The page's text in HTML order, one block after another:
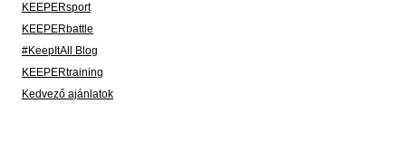
KEEPERsport
KEEPERbattle
#KeepItAll Blog
KEEPERtraining
Kedvező ajánlatok